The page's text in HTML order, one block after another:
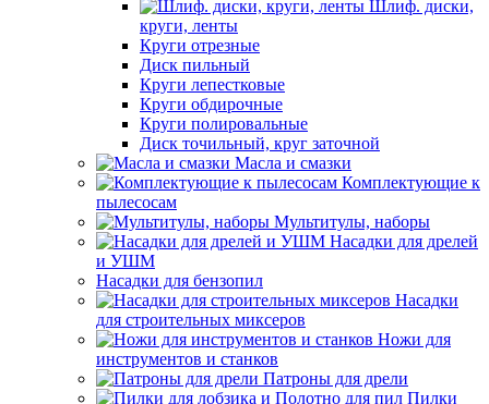
Шлиф. диски,
круги, ленты
Круги отрезные
Диск пильный
Круги лепестковые
Круги обдирочные
Круги полировальные
Диск точильный, круг заточной
Масла и смазки
Комплектующие к
пылесосам
Мультитулы, наборы
Насадки для дрелей
и УШМ
Насадки для бензопил
Насадки
для строительных миксеров
Ножи для
инструментов и станков
Патроны для дрели
Пилки